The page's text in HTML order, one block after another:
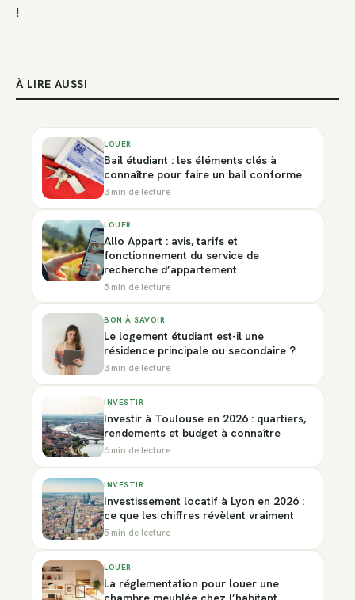
!
À LIRE AUSSI
LOUER
Bail étudiant : les éléments clés à
connaître pour faire un bail conforme
3 min de lecture
LOUER
Allo Appart : avis, tarifs et
fonctionnement du service de
recherche d’appartement
5 min de lecture
BON À SAVOIR
Le logement étudiant est-il une
résidence principale ou secondaire ?
3 min de lecture
INVESTIR
Investir à Toulouse en 2026 : quartiers,
rendements et budget à connaître
6 min de lecture
INVESTIR
Investissement locatif à Lyon en 2026 :
ce que les chiffres révèlent vraiment
5 min de lecture
LOUER
La réglementation pour louer une